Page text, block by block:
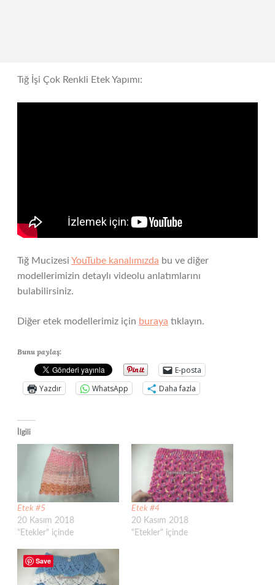
Tığ İşi Çok Renkli Etek Yapımı:
Tığ Mucizesi YouTube kanalımızda bu ve diğer
modellerimizin detaylı videolu anlatımlarını
bulabilirsiniz.
Diğer etek modellerimiz için buraya tıklayın.
Bunu paylaş:
E-posta
Yazdır
WhatsApp Daha fazla
İlgili
Etek #5
20 Kasım 2018
"Etekler" içinde
Etek #4
20 Kasım 2018
"Etekler" içinde
Save